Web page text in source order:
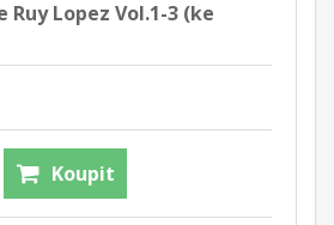
Lopez Vol.1-3 (ke
Koupit